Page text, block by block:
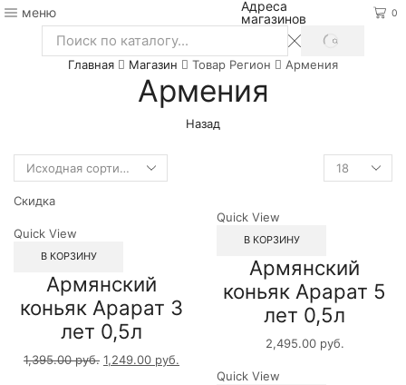
меню
Адреса
магазинов
0
Search
input
SEARCH
Главная Магазин Товар Регион Армения
Армения
Назад
Скидка
Quick View
В КОРЗИНУ
Армянский
коньяк Арарат 3
лет 0,5л
1,395.00руб. 1,249.00 руб.
Quick View
В КОРЗИНУ
Армянский
коньяк Арарат 5
лет 0,5л
2,495.00 руб.
Quick View